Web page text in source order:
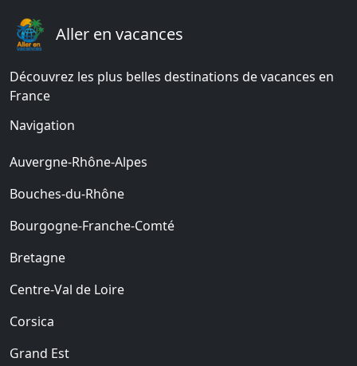
Aller en vacances
Découvrez les plus belles destinations de vacances en
France
Navigation
Auvergne-Rhône-Alpes
Bouches-du-Rhône
Bourgogne-Franche-Comté
Bretagne
Centre-Val de Loire
Corsica
Grand Est